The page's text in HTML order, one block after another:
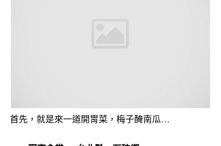
首先，就是來一道開胃菜，梅子醃南瓜…